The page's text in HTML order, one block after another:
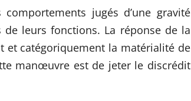
jugés d’une gravité
leurs fonctions. La réponse de la
et catégoriquement la matérialité de
manœuvre est de jeter le discrédit